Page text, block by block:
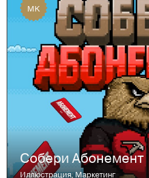
MK
Собери Абонемент
Иллюстрация,Маркетинг